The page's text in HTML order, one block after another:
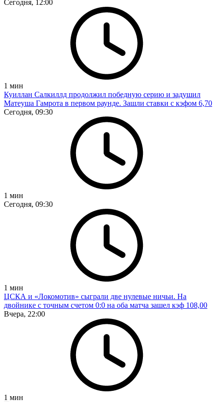
Сегодня, 12:00
1 мин
Куиллан Салкиллд продолжил победную серию и задушил
Матеуша Гамрота в первом раунде. Зашли ставки с кэфом 6,70
Сегодня, 09:30
1 мин
Сегодня, 09:30
1 мин
ЦСКА и «Локомотив» сыграли две нулевые ничьи. На
двойнике с точным счетом 0:0 на оба матча зашел кэф 108,00
Вчера, 22:00
1 мин